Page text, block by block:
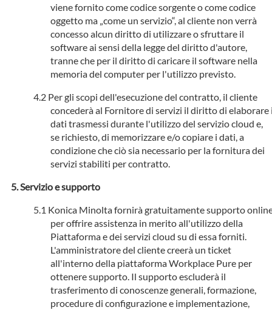
viene fornito come codice sorgente o come codice
oggetto ma „come un servizio“, al cliente non verrà
concesso alcun diritto di utilizzare o sfruttare il
software ai sensi della legge del diritto d'autore,
tranne che per il diritto di caricare il software nella
memoria del computer per l'utilizzo previsto.
Per gli scopi dell'esecuzione del contratto, il cliente
concederà al Fornitore di servizi il diritto di elaborare
dati trasmessi durante l'utilizzo del servizio cloud e,
se richiesto, di memorizzare e/o copiare i dati, a
condizione che ciò sia necessario per la fornitura dei
servizi stabiliti per contratto.
Servizio e supporto
Konica Minolta fornirà gratuitamente supporto
per offrire assistenza in merito all'utilizzo della
Piattaforma e dei servizi cloud su di essa forniti.
L'amministratore del cliente creerà un ticket
all'interno della piattaforma Workplace Pure per
ottenere supporto. Il supporto escluderà il
trasferimento di conoscenze generali, formazione,
procedure di configurazione e implementazione,